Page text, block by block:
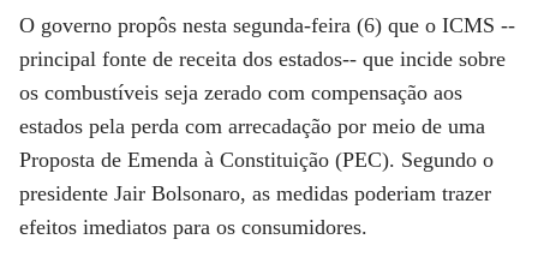
O governo propôs nesta segunda-feira (6) que o ICMS --
principal fonte de receita dos estados-- que incide sobre
os combustíveis seja zerado com compensação aos
estados pela perda com arrecadação por meio de uma
Proposta de Emenda à Constituição (PEC). Segundo o
presidente Jair Bolsonaro, as medidas poderiam trazer
efeitos imediatos para os consumidores.